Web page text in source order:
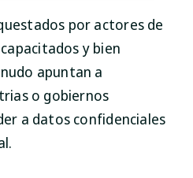
por actores de
y bien
apuntan a
o gobiernos
a datos confidenciales